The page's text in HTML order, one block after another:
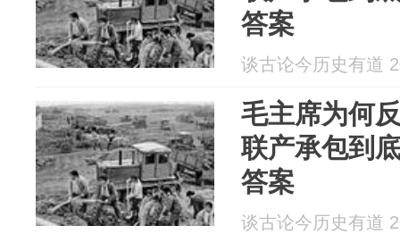
答案
谈古论今历史有道
毛主席为何
联产承包到
答案
谈古论今历史有道